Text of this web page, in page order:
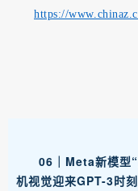
https://
06｜Meta新模型
机视觉迎来GPT-3时刻